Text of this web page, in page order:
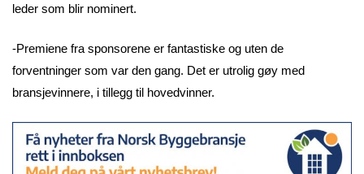
leder som blir nominert.
-Premiene fra sponsorene er fantastiske og uten de
forventninger som var den gang. Det er utrolig gøy med
bransjevinnere, i tillegg til hovedvinner.